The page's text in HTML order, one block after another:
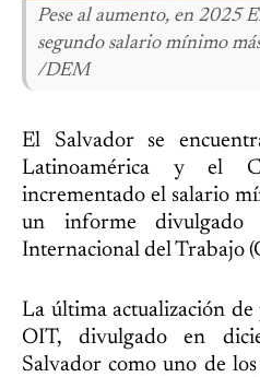
Pese al aumento, en 2025
segundo salario mínimo
/DEM
El Salvador se
Latinoamérica y el
incrementado el salario
un informe divulgado
Internacional del Trabajo
La última actualización
OIT, divulgado en
Salvador como uno de